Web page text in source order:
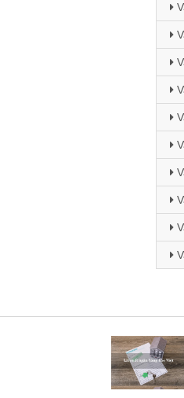
Mai Lan - Sinh viên
Tôi biết đến thông
sinh viên nên cần đóng